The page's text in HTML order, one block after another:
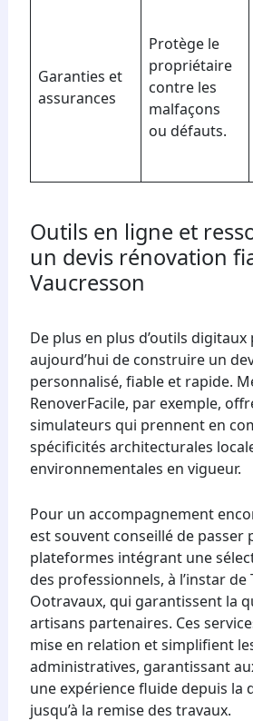
Garanties et
assurances
Protège le
propriétaire
contre les
malfaçons
ou défauts.
Outils en ligne et
un devis rénovation
Vaucresson
De plus en plus d’outils
aujourd’hui de construire un
personnalisé, fiable et rapide.
RenoverFacile, par exemple,
simulateurs qui prennent en
spécificités architecturales
environnementales en vigueur.
Pour un accompagnement
est souvent conseillé de passer
plateformes intégrant une
des professionnels, à l’instar de
Ootravaux, qui garantissent la
artisans partenaires. Ces
mise en relation et simplifient
administratives, garantissant
une expérience fluide depuis la
jusqu’à la remise des travaux.